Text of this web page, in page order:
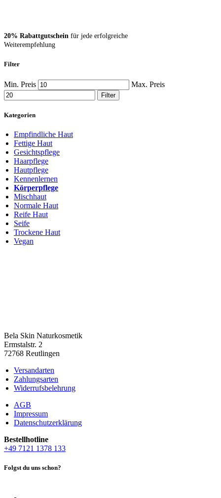
20% Rabatt­gut­schein für jede erfolg­rei­che
Weiterempfehlung
Filter
Min. Preis Max. Preis
Filter
Kategorien
Empfindliche Haut
Fettige Haut
Gesichtspflege
Haarpflege
Hautpflege
Kennenlernen
Körperpflege
Mischhaut
Normale Haut
Reife Haut
Seife
Trockene Haut
Vegan
Bela Skin Naturkosmetik
Erm­s­tal­str. 2
72768 Reut­lin­gen
Versandarten
Zahlungsarten
Widerrufsbelehrung
AGB
Impressum
Datenschutzerklärung
Bestell­hot­line
+49 7121 1378 133
Folgst du uns schon?